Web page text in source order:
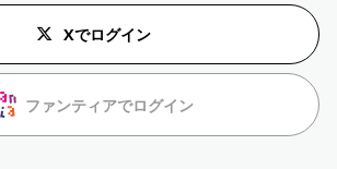
Xでログイン
ファンティアでログイン